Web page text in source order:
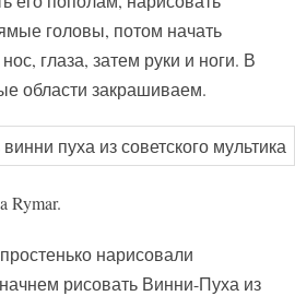
головы, потом начать
глаза, затем руки и ноги. В
области закрашиваем.
Rymar.
нарисовали
рисовать Винни-Пуха из